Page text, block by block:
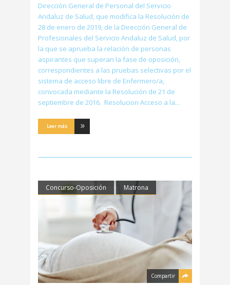
Dirección General de Personal del Servicio
Andaluz de Salud, que modifica la Resolución de
28 de enero de 2019, de la Dirección General de
Profesionales del Servicio Andaluz de Salud, por
la que se aprueba la relación de personas
aspirantes que superan la fase de oposición,
correspondientes a las pruebas selectivas por el
sistema de acceso libre de Enfermero/a,
convocada mediante la Resolución de 21 de
septiembre de 2016. Resolucion Acceso a la
Leer más
Concurso-Oposición Matrona
Compartir